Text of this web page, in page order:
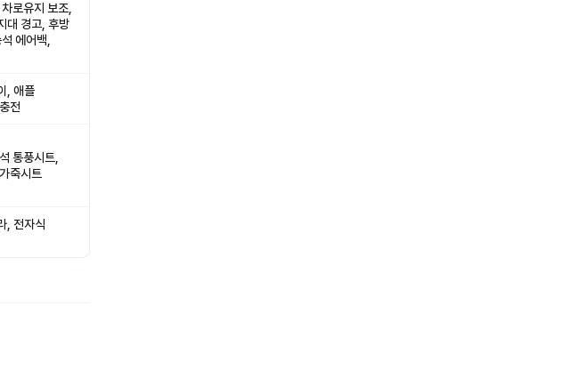
로유지 보조,
대 경고, 후방
에어백,
, 애플
전
통풍시트,
죽시트
, 전자식